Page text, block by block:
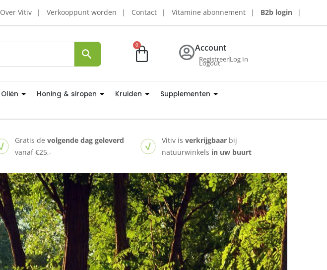
Over Vitiv Verkooppunt worden Contact Vitamine abonnement B2b login
0 Account
RegistreerLog In
Logout
Oliën Honing & siropen Kruiden Supplementen
Gratis devolgende dag geleverd
vanaf €25,-
Vitiv isverkrijgbaar bij
natuurwinkels in uw buurt